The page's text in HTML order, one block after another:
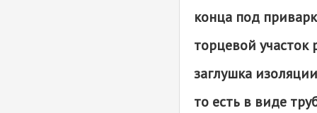
конца под
торцевой участок
заглушка
то есть в виде